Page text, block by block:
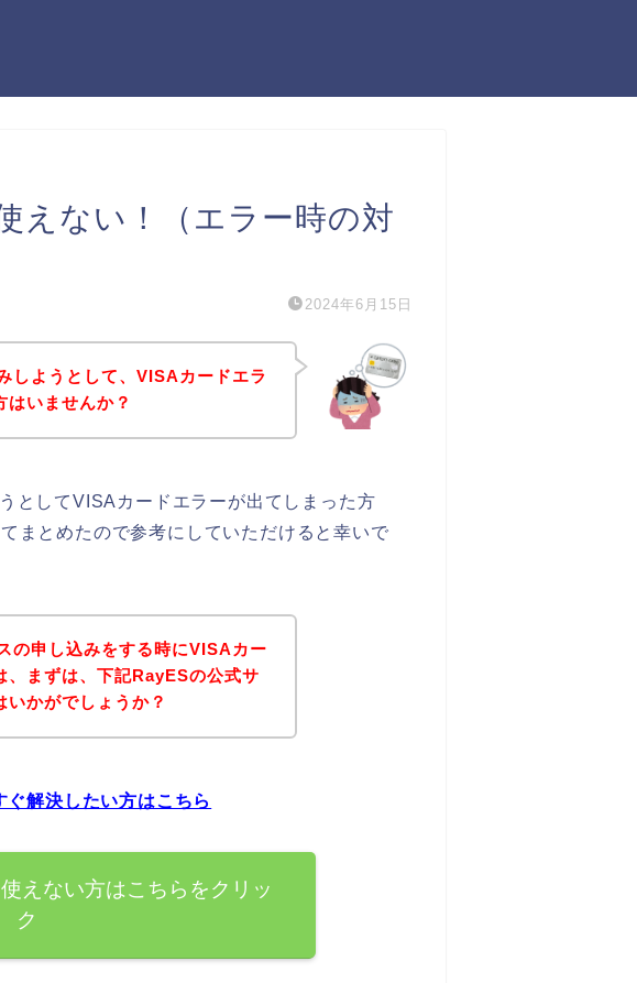
えない！（エラー時の対
2024年6月15日
しようとして、VISAカードエラ
はいませんか？
としてVISAカードエラーが出てしまった方
まとめたので参考にしていただけると幸いで
の申し込みをする時にVISAカー
、まずは、下記RayESの公式サ
いかがでしょうか？
解決したい方はこちら
えない方はこちらをクリッ
ク